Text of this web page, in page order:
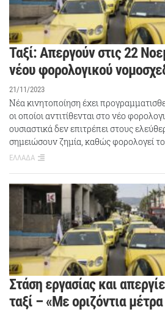
Ταξί: Απεργούν στις 22
νέου φορολογικού
21/11/2023
Νέα κινητοποίηση έχει
οι οποίοι αντιτίθενται στο νέο
ουσιαστικά δεν επιτρέπει στους
σημειώσουν ζημία, καθώς φορολογεί
ΕΛΛΑΔΑ
Στάση εργασίας και
ταξί – «Με οριζόντια